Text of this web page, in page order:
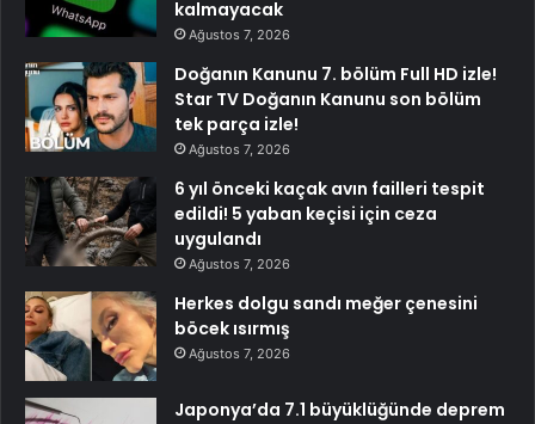
kalmayacak
Ağustos 7, 2026
Doğanın Kanunu 7. bölüm Full HD izle!
Star TV Doğanın Kanunu son bölüm
tek parça izle!
Ağustos 7, 2026
6 yıl önceki kaçak avın failleri tespit
edildi! 5 yaban keçisi için ceza
uygulandı
Ağustos 7, 2026
Herkes dolgu sandı meğer çenesini
böcek ısırmış
Ağustos 7, 2026
Japonya’da 7.1 büyüklüğünde deprem